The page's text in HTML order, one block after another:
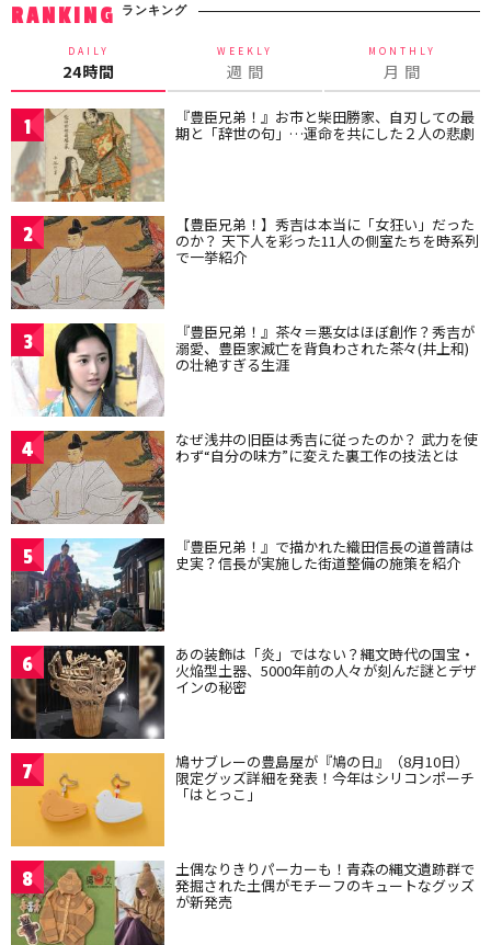
RANKING ランキング
DAILY
24時間
WEEKLY
週 間
MONTHLY
月 間
1 『豊臣兄弟！』お市と柴田勝家、自刃しての最
期と「辞世の句」…運命を共にした２人の悲劇
2 【豊臣兄弟！】秀吉は本当に「女狂い」だった
のか？ 天下人を彩った11人の側室たちを時系列
で一挙紹介
3 『豊臣兄弟！』茶々＝悪女はほぼ創作？秀吉が
溺愛、豊臣家滅亡を背負わされた茶々(井上和)
の壮絶すぎる生涯
4 なぜ浅井の旧臣は秀吉に従ったのか？ 武力を使
わず“自分の味方”に変えた裏工作の技法とは
5 『豊臣兄弟！』で描かれた織田信長の道普請は
史実？信長が実施した街道整備の施策を紹介
6 あの装飾は「炎」ではない？縄文時代の国宝・
火焔型土器、5000年前の人々が刻んだ謎とデザ
インの秘密
7 鳩サブレーの豊島屋が『鳩の日』（8月10日）
限定グッズ詳細を発表！今年はシリコンポーチ
「はとっこ」
8 土偶なりきりパーカーも！青森の縄文遺跡群で
発掘された土偶がモチーフのキュートなグッズ
が新発売